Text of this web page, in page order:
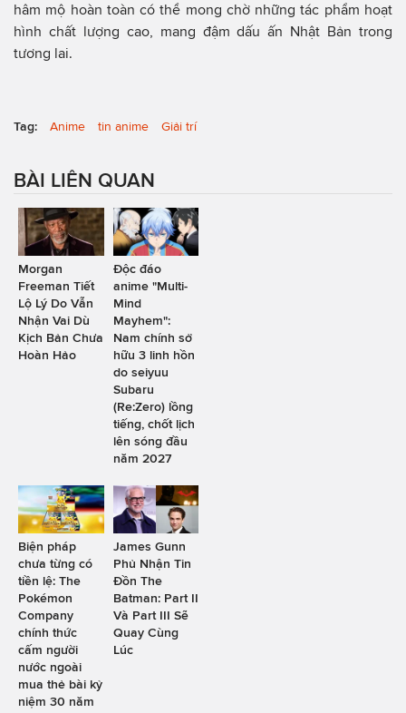
hâm mộ hoàn toàn có thể mong chờ những tác phẩm hoạt
hình chất lượng cao, mang đậm dấu ấn Nhật Bản trong
tương lai.
Tag: Anime tin anime Giải trí
BÀI LIÊN QUAN
Morgan
Freeman Tiết
Lộ Lý Do Vẫn
Nhận Vai Dù
Kịch Bản Chưa
Hoàn Hảo
Độc đáo
anime "Multi-
Mind
Mayhem":
Nam chính sở
hữu 3 linh hồn
do seiyuu
Subaru
(Re:Zero) lồng
tiếng, chốt lịch
lên sóng đầu
năm 2027
Biện pháp
chưa từng có
tiền lệ: The
Pokémon
Company
chính thức
cấm người
nước ngoài
mua thẻ bài kỷ
niệm 30 năm
James Gunn
Phủ Nhận Tin
Đồn The
Batman: Part II
Và Part III Sẽ
Quay Cùng
Lúc